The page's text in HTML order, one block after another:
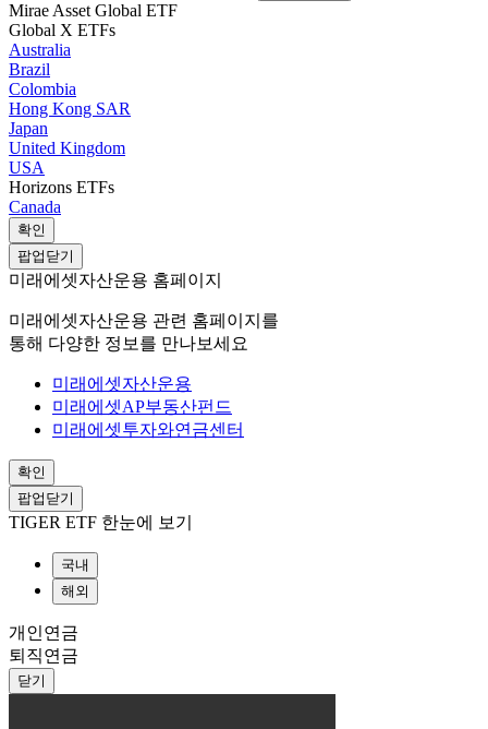
Mirae Asset Global ETF
Global X ETFs
Australia
Brazil
Colombia
Hong Kong SAR
Japan
United Kingdom
USA
Horizons ETFs
Canada
확인
팝업닫기
미래에셋자산운용 홈페이지
미래에셋자산운용 관련 홈페이지를
통해 다양한 정보를 만나보세요
미래에셋자산운용
미래에셋AP부동산펀드
미래에셋투자와연금센터
확인
팝업닫기
TIGER ETF 한눈에 보기
국내
해외
개인연금
퇴직연금
닫기